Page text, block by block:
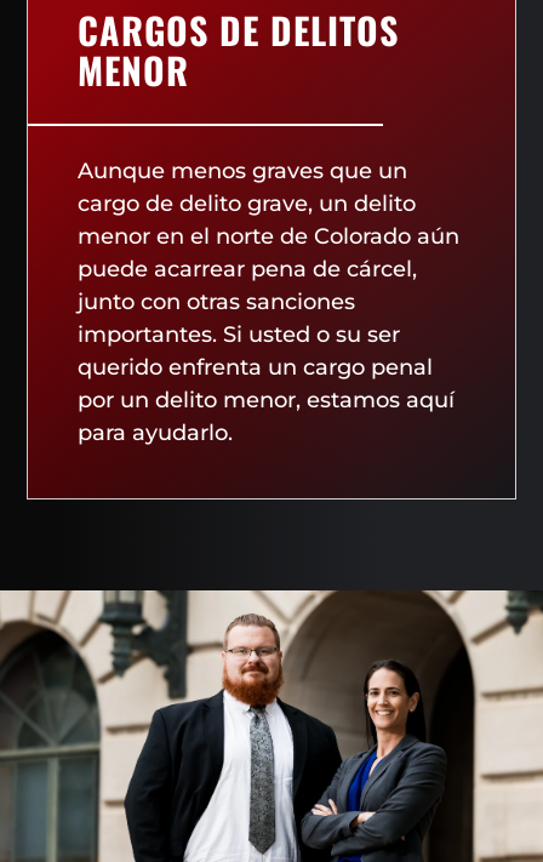
CARGOS DE DELITOS
MENOR
Aunque menos graves que un
cargo de delito grave, un delito
menor en el norte de Colorado aún
puede acarrear pena de cárcel,
junto con otras sanciones
importantes. Si usted o su ser
querido enfrenta un cargo penal
por un delito menor, estamos aquí
para ayudarlo.